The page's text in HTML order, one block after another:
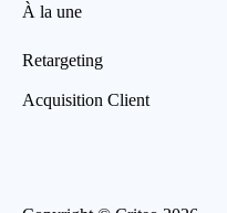
À la une
Retargeting
Acquisition Client